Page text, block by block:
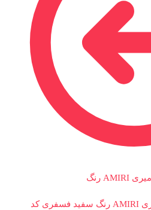
کفش اسپرت مردانه مدل امیری AMIRI رنگ سفید فسفری کد